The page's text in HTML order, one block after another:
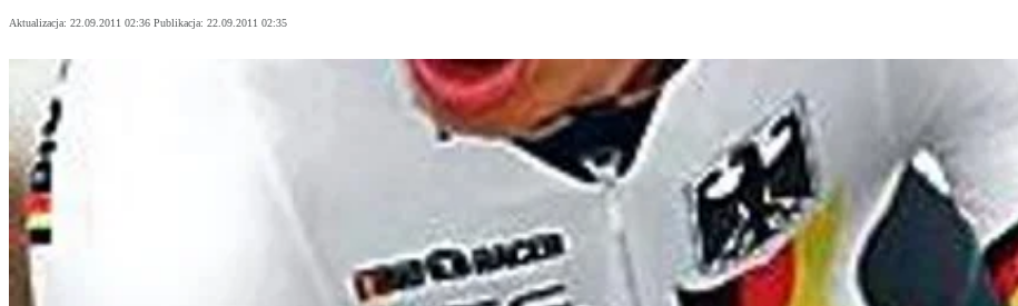
Aktualizacja: 22.09.2011 02:36 Publikacja: 22.09.2011 02:35